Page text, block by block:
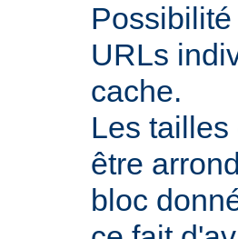
URLs
cache.
Les
être
bloc